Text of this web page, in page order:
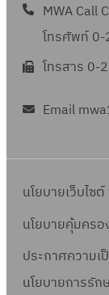
MWA Call
โทรศัพท์
โทรสาร 0-
Email
นโยบายเว็บไซต์
นโยบายคุ้มคร
ประกาศความเ
นโยบายการรัก